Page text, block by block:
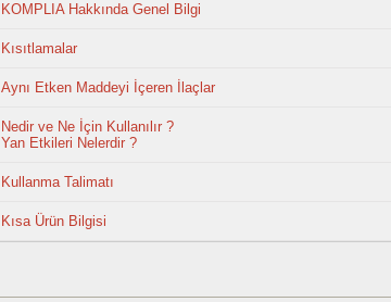
KOMPLIA Hakkında Genel Bilgi
Kısıtlamalar
Aynı Etken Maddeyi İçeren İlaçlar
Nedir ve Ne İçin Kullanılır ?
Yan Etkileri Nelerdir ?
Kullanma Talimatı
Kısa Ürün Bilgisi